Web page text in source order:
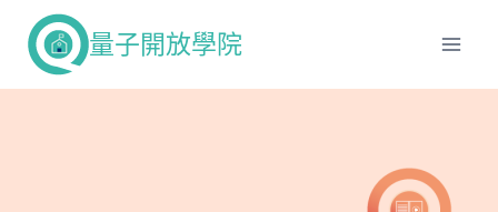
量子開放學院